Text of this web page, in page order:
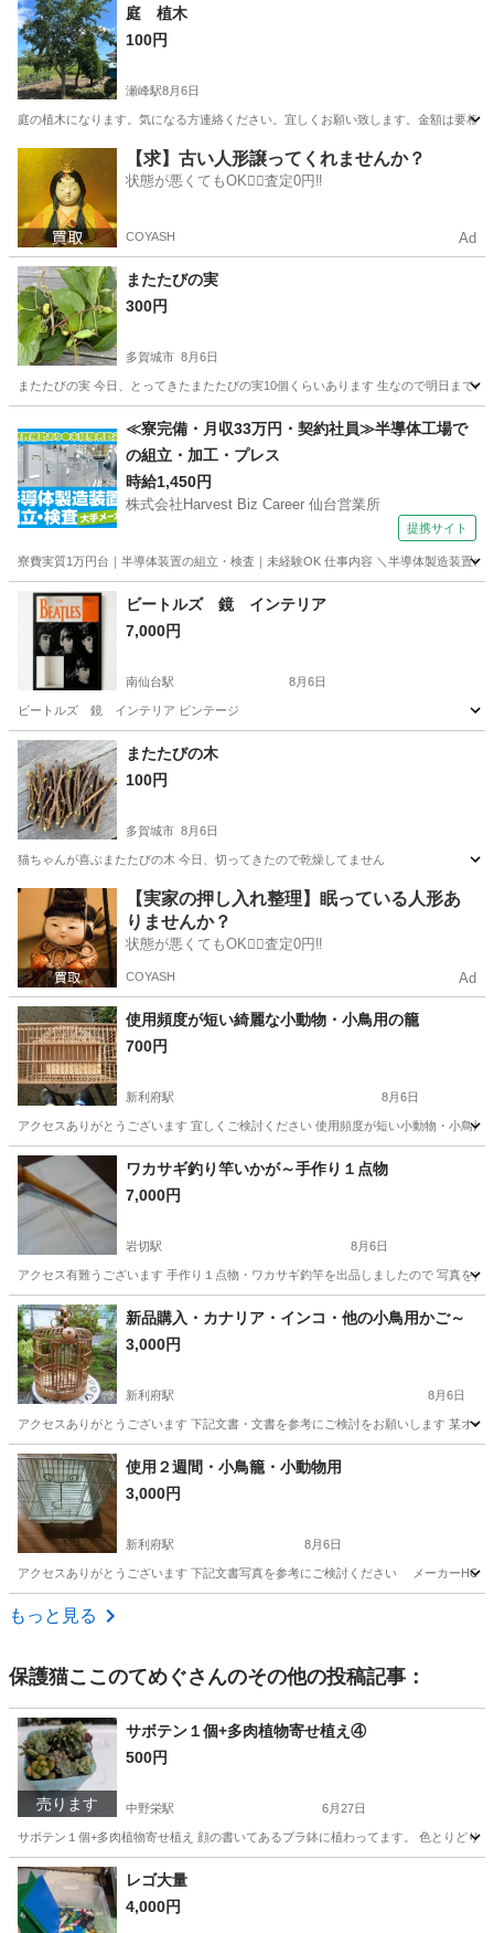
宮城 仙台市 その他
庭 植木
100円
瀬峰駅8月6日
庭の植木になります。気になる方連絡ください。宜しくお願い致します。金額は要相
瀬峰駅 その他
【求】古い人形譲ってくれませんか？
状態が悪くてもOK🙆‍♀️査定0円‼️
COYASH Ad
またたびの実
300円
多賀城市 8月6日
またたびの実 今日、とってきたまたたびの実10個くらいあります 生なので明日までの
その他 またたび
≪寮完備・月収33万円・契約社員≫半導体工場で
の組立・加工・プレス
時給1,450円
株式会社Harvest Biz Career 仙台営業所
提携サイト
寮費実質1万円台｜半導体装置の組立・検査｜未経験OK 仕事内容 ＼半導体製造装置
宮城 その他
ビートルズ 鏡 インテリア
7,000円
南仙台駅 8月6日
ビートルズ 鏡 インテリア ビンテージ
宮城 仙台市 南仙台駅
またたびの木
100円
多賀城市 8月6日
猫ちゃんが喜ぶまたたびの木 今日、切ってきたので乾燥してません
宮城 多賀城市 その他
【実家の押し入れ整理】眠っている人形あ
りませんか？
状態が悪くてもOK🙆‍♀️査定0円‼️
COYASH Ad
使用頻度が短い綺麗な小動物・小鳥用の籠
700円
新利府駅 8月6日
アクセスありがとうございます 宜しくご検討ください 使用頻度が短い小動物・小鳥
宮城 宮城郡 新利府駅 その他 小鳥
ワカサギ釣り竿いかが～手作り１点物
7,000円
岩切駅 8月6日
アクセス有難うございます 手作り１点物・ワカサギ釣竿を出品しましたので 写真を
宮城 宮城郡 岩切駅 その他 ワカサギ釣り
新品購入・カナリア・インコ・他の小鳥用かご～
3,000円
新利府駅 8月6日
アクセスありがとうございます 下記文書・文書を参考にご検討をお願いします 某オ
宮城 宮城郡 新利府駅 その他 カナリア
使用２週間・小鳥籠・小動物用
3,000円
新利府駅 8月6日
アクセスありがとうございます 下記文書写真を参考にご検討ください メーカー
宮城 宮城郡
もっと見る
保護猫ここのてめぐさんのその他の投稿記事：
売ります
サボテン１個+多肉植物寄せ植え④
500円
中野栄駅 6月27日
サボテン１個+多肉植物寄せ植え 顔の書いてあるプラ鉢に植わってます。 色とりどり
宮城 塩竈市 中野栄駅
レゴ大量
4,000円